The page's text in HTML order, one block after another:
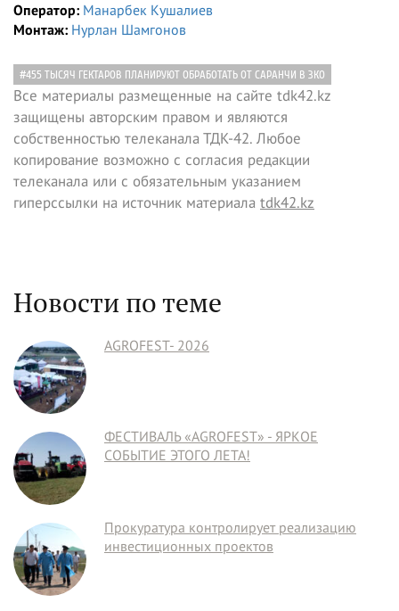
Оператор: Манарбек Кушалиев
Монтаж: Нурлан Шамгонов
#455 ТЫСЯЧ ГЕКТАРОВ ПЛАНИРУЮТ ОБРАБОТАТЬ ОТ САРАНЧИ В ЗКО
Все материалы размещенные на сайте tdk42.kz
защищены авторским правом и являются
собственностью телеканала ТДК-42. Любое
копирование возможно с согласия редакции
телеканала или с обязательным указанием
гиперссылки на источник материала tdk42.kz
Новости по теме
AGROFEST- 2026
ФЕСТИВАЛЬ «AGROFEST» - ЯРКОЕ
СОБЫТИЕ ЭТОГО ЛЕТА!
Прокуратура контролирует реализацию
инвестиционных проектов